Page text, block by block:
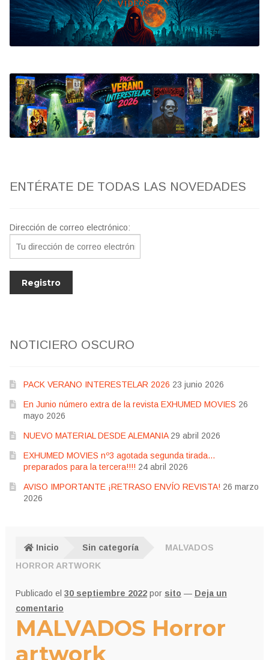
Bluray
Clasificada S
artwork
fantaterror
Jesús Franco
ENTÉRATE DE TODAS LAS NOVEDADES
Dirección de correo electrónico:
NOTICIERO OSCURO
PACK VERANO INTERESTELAR 2026 23 junio 2026
En Junio número extra de la revista EXHUMED MOVIES 26
mayo 2026
NUEVO MATERIAL DESDE ALEMANIA 29 abril 2026
EXHUMED MOVIES nº3 agotada segunda tirada…
preparados para la tercera!!!! 24 abril 2026
AVISO IMPORTANTE ¡RETRASO ENVÍO REVISTA! 26 marzo
2026
Inicio Sin categoría
MALVADOS
HORROR ARTWORK
Publicado el 30 septiembre 2022 por sito — Deja un
comentario
MALVADOS Horror
artwork